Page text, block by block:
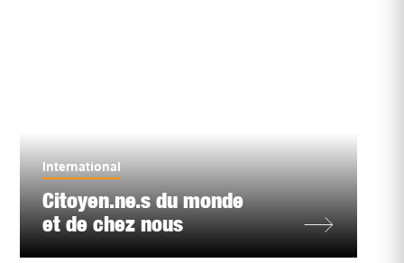
International
Citoyen.ne.s du monde
et de chez nous